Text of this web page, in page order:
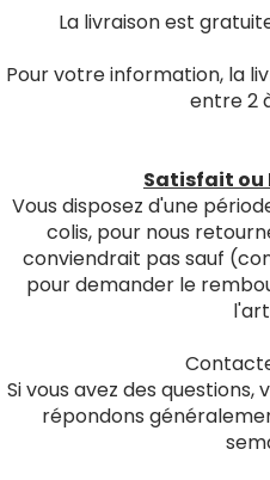
La livraison est
Pour votre information, la
entre 2
Satisfait ou
Vous disposez d'une
colis, pour nous
conviendrait pas sauf
pour demander le
Si vous avez des
répondons